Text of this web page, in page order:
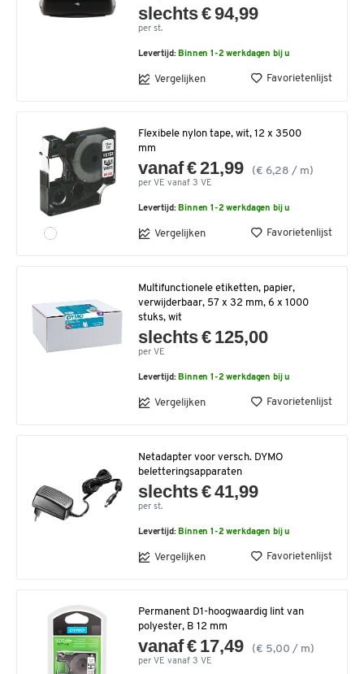
slechts € 94,99
per st.
Levertijd: Binnen 1-2 werkdagen bij u
Vergelijken Favorietenlijst
Flexibele nylon tape, wit, 12 x 3500
mm
vanaf € 21,99 (€ 6,28 / m)
per VE vanaf 3 VE
Levertijd: Binnen 1-2 werkdagen bij u
Vergelijken Favorietenlijst
Multifunctionele etiketten, papier,
verwijderbaar, 57 x 32 mm, 6 x 1000
stuks, wit
slechts € 125,00
per VE
Levertijd: Binnen 1-2 werkdagen bij u
Vergelijken Favorietenlijst
Netadapter voor versch. DYMO
beletteringsapparaten
slechts € 41,99
per st.
Levertijd: Binnen 1-2 werkdagen bij u
Vergelijken Favorietenlijst
Permanent D1-hoogwaardig lint van
polyester, B 12 mm
vanaf € 17,49 (€ 5,00 / m)
per VE vanaf 3 VE